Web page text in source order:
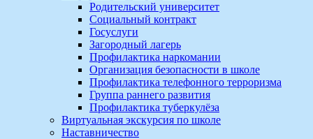
Родительский университет
Социальный контракт
Госуслуги
Загородный лагерь
Профилактика наркомании
Организация безопасности в школе
Профилактика телефонного терроризма
Группа раннего развития
Профилактика туберкулёза
Виртуальная экскурсия по школе
Наставничество